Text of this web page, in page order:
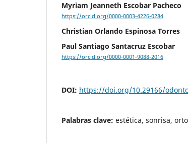
Myriam Jeanneth Escobar Pacheco
https://orcid.org/0000-0003-4226-0284
Christian Orlando Espinosa Torres
Paul Santiago Santacruz Escobar
https://orcid.org/0000-0001-9088-2016
DOI: https://doi.org/10.29166/
Palabras clave: estética, sonrisa,